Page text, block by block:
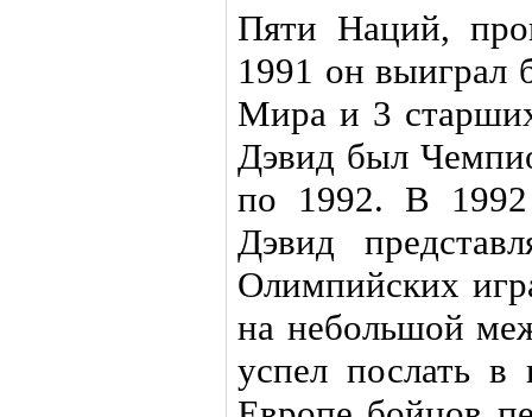
Пяти Наций,
1991 он выиграл
Мира и 3
Дэвид был
по 1992. В 1992
Дэвид
Олимпийских
на небольшой
успел послать в